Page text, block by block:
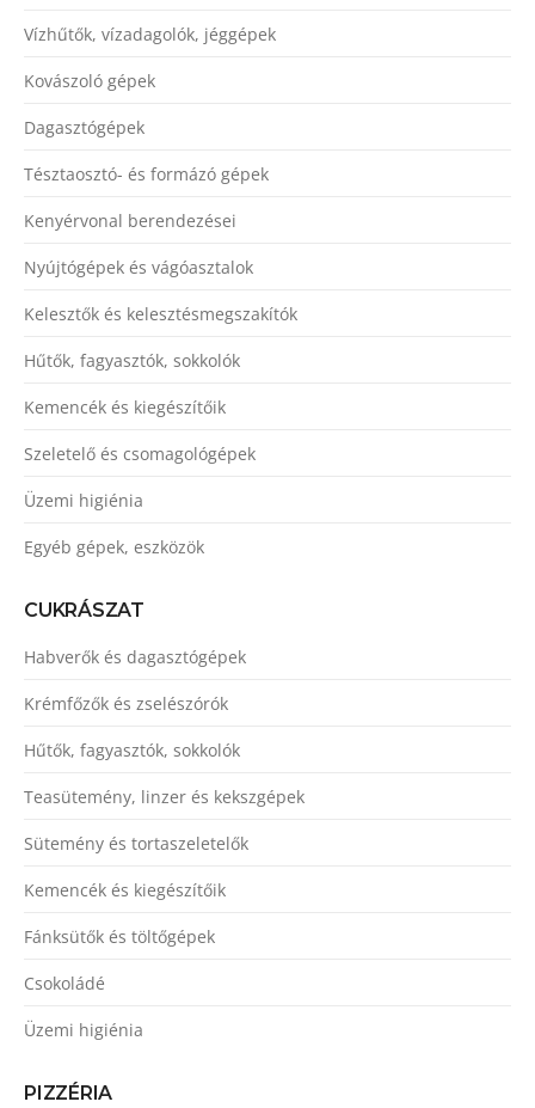
Vízhűtők, vízadagolók, jéggépek
Kovászoló gépek
Dagasztógépek
Tésztaosztó- és formázó gépek
Kenyérvonal berendezései
Nyújtógépek és vágóasztalok
Kelesztők és kelesztésmegszakítók
Hűtők, fagyasztók, sokkolók
Kemencék és kiegészítőik
Szeletelő és csomagológépek
Üzemi higiénia
Egyéb gépek, eszközök
CUKRÁSZAT
Habverők és dagasztógépek
Krémfőzők és zselészórók
Hűtők, fagyasztók, sokkolók
Teasütemény, linzer és kekszgépek
Sütemény és tortaszeletelők
Kemencék és kiegészítőik
Fánksütők és töltőgépek
Csokoládé
Üzemi higiénia
PIZZÉRIA